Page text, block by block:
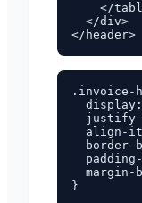
</
  </div>
.invoice-
align-
border-
margin-
}